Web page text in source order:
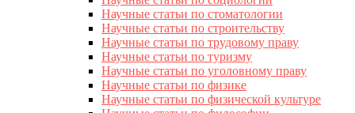
Научные статьи по стоматологии
Научные статьи по строительству
Научные статьи по трудовому праву
Научные статьи по туризму
Научные статьи по уголовному праву
Научные статьи по физике
Научные статьи по физической культуре